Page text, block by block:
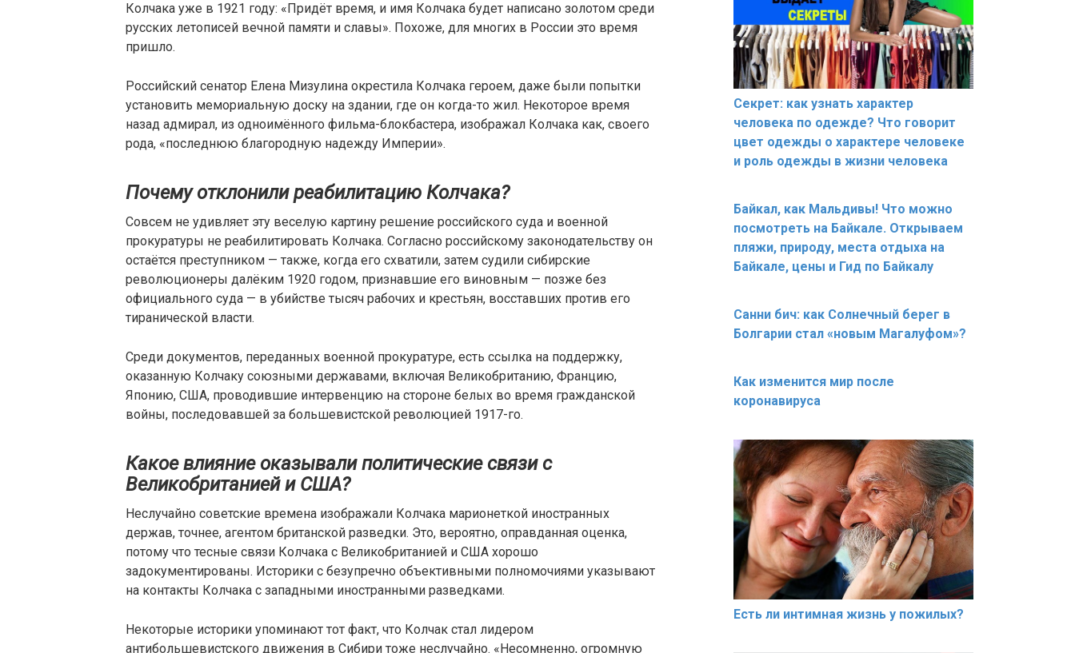
Колчака уже в 1921 году: «Придёт время, и имя Колчака будет написано золотом среди
русских летописей вечной памяти и славы». Похоже, для многих в России это время
пришло.
Российский сенатор Елена Мизулина окрестила Колчака героем, даже были попытки
установить мемориальную доску на здании, где он когда-то жил. Некоторое время
назад адмирал, из одноимённого фильма-блокбастера, изображал Колчака как, своего
рода, «последнюю благородную надежду Империи».
Почему отклонили реабилитацию Колчака?
Совсем не удивляет эту веселую картину решение российского суда и военной
прокуратуры не реабилитировать Колчака. Согласно российскому законодательству он
остаётся преступником — также, когда его схватили, затем судили сибирские
революционеры далёким 1920 годом, признавшие его виновным — позже без
официального суда — в убийстве тысяч рабочих и крестьян, восставших против его
тиранической власти.
Среди документов, переданных военной прокуратуре, есть ссылка на поддержку,
оказанную Колчаку союзными державами, включая Великобританию, Францию,
Японию, США, проводившие интервенцию на стороне белых во время гражданской
войны, последовавшей за большевистской революцией 1917-го.
Какое влияние оказывали политические связи с
Великобританией и США?
Неслучайно советские времена изображали Колчака марионеткой иностранных
держав, точнее, агентом британской разведки. Это, вероятно, оправданная оценка,
потому что тесные связи Колчака с Великобританией и США хорошо
задокументированы. Историки с безупречно объективными полномочиями указывают
на контакты Колчака с западными иностранными разведками.
Некоторые историки упоминают тот факт, что Колчак стал лидером
антибольшевистского движения в Сибири тоже неслучайно. «Несомненно, огромную
Секрет: как узнать характер
человека по одежде? Что говорит
цвет одежды о характере человеке
и роль одежды в жизни человека
Байкал, как Мальдивы! Что можно
посмотреть на Байкале. Открываем
пляжи, природу, места отдыха на
Байкале, цены и Гид по Байкалу
Санни бич: как Солнечный берег в
Болгарии стал «новым Магалуфом»?
Как изменится мир после
коронавируса
Есть ли интимная жизнь у пожилых?